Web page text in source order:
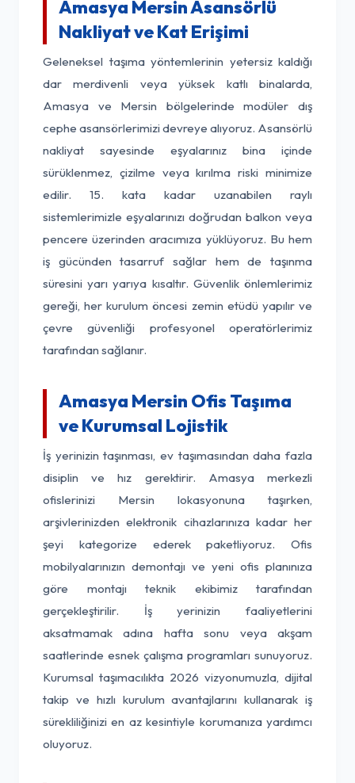
Amasya Mersin Asansörlü
Nakliyat ve Kat Erişimi
Geleneksel taşıma yöntemlerinin yetersiz kaldığı
dar merdivenli veya yüksek katlı binalarda,
Amasya ve Mersin bölgelerinde modüler dış
cephe asansörlerimizi devreye alıyoruz. Asansörlü
nakliyat sayesinde eşyalarınız bina içinde
sürüklenmez, çizilme veya kırılma riski minimize
edilir. 15. kata kadar uzanabilen raylı
sistemlerimizle eşyalarınızı doğrudan balkon veya
pencere üzerinden aracımıza yüklüyoruz. Bu hem
iş gücünden tasarruf sağlar hem de taşınma
süresini yarı yarıya kısaltır. Güvenlik önlemlerimiz
gereği, her kurulum öncesi zemin etüdü yapılır ve
çevre güvenliği profesyonel operatörlerimiz
tarafından sağlanır.
Amasya Mersin Ofis Taşıma
ve Kurumsal Lojistik
İş yerinizin taşınması, ev taşımasından daha fazla
disiplin ve hız gerektirir. Amasya merkezli
ofislerinizi Mersin lokasyonuna taşırken,
arşivlerinizden elektronik cihazlarınıza kadar her
şeyi kategorize ederek paketliyoruz. Ofis
mobilyalarınızın demontajı ve yeni ofis planınıza
göre montajı teknik ekibimiz tarafından
gerçekleştirilir. İş yerinizin faaliyetlerini
aksatmamak adına hafta sonu veya akşam
saatlerinde esnek çalışma programları sunuyoruz.
Kurumsal taşımacılıkta 2026 vizyonumuzla, dijital
takip ve hızlı kurulum avantajlarını kullanarak iş
sürekliliğinizi en az kesintiyle korumanıza yardımcı
oluyoruz.